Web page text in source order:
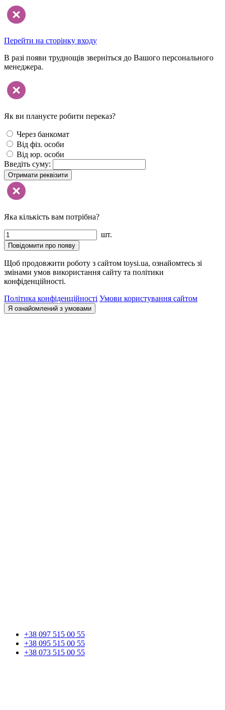
Перейти на сторінку входу
В разі появи труднощів зверніться до Вашого персонального
менеджера.
Як ви плануєте робити переказ?
Через банкомат
Від фіз. особи
Від юр. особи
Введіть суму:
Отримати реквізити
Яка кількість вам потрібна?
шт.
Повідомити про появу
Щоб продовжити роботу з сайтом toysi.ua, ознайомтесь зі
змінами умов використання сайту та політики
конфіденційності.
Політика конфіденційності Умови користування сайтом
Я ознайомлений з умовами
+38 097 515 00 55
+38 095 515 00 55
+38 073 515 00 55